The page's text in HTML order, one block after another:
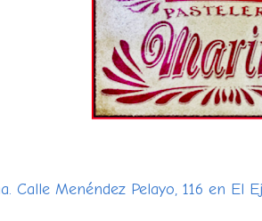
Calle Menéndez Pelayo, 116 en El